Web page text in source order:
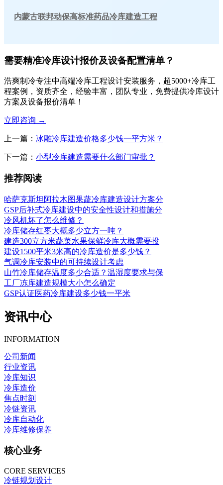
内蒙古联邦动保高标准药品冷库建造工程
需要精准冷库设计报价及设备配置清单？
浩爽制冷专注中高端冷库工程设计安装服务，超5000+冷库工
程案例，资质齐全，经验丰富，团队专业，免费提供冷库设计
方案及设备报价清单！
立即咨询 →
上一篇： 冰雕冷库建造价格多少钱一平方米？
下一篇： 小型冷库建造需要什么部门审批？
推荐阅读
哈萨克斯坦阿拉木图果蔬冷库建造设计方案分
GSP后补式冷库建设中的安全性设计和措施分
冷风机坏了怎么维修？
冷库储存红枣大概多少立方一吨？
建造300立方米蔬菜水果保鲜冷库大概需要投
建设1500平米3米高的冷库造价是多少钱？
气调冷库安装中的可持续设计考虑
山竹冷库储存温度多少合适？温湿度要求与保
工厂冻库建造规模大小怎么确定
GSP认证医药冷库建设多少钱一平米
资讯中心
INFORMATION
公司新闻
行业资讯
冷库知识
冷库造价
焦点时刻
冷链资讯
冷库自动化
冷库维修保养
核心业务
CORE SERVICES
冷链规划设计